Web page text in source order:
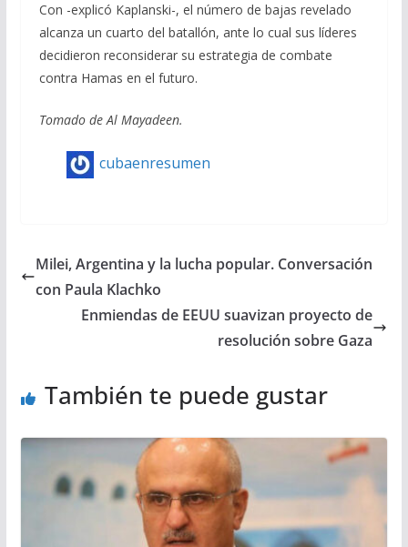
Con -explicó Kaplanski-, el número de bajas revelado
alcanza un cuarto del batallón, ante lo cual sus líderes
decidieron reconsiderar su estrategia de combate
contra Hamas en el futuro.
Tomado de Al Mayadeen.
cubaenresumen
Milei, Argentina y la lucha popular. Conversación
con Paula Klachko
Enmiendas de EEUU suavizan proyecto de
resolución sobre Gaza
También te puede gustar